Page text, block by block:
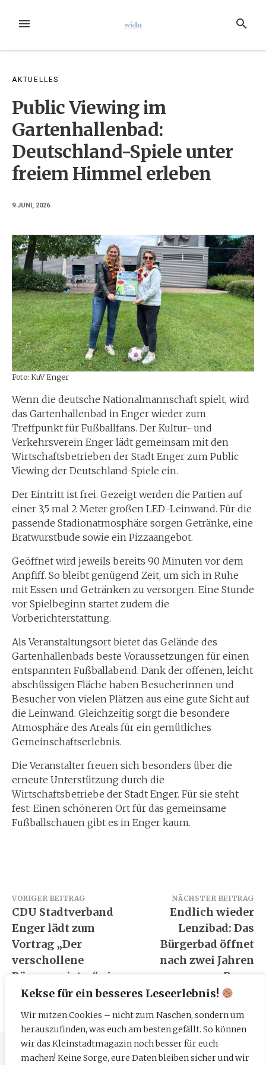
Kekse für ein besseres Leseerlebnis!
Wir nutzen Cookies – nicht zum Naschen, sondern um
herauszufinden, was euch am besten gefällt. So können
wir das Kleinstadtmagazin noch besser für euch
machen! Keine Sorge, eure Daten bleiben sicher und wir
InhaltMENÜ SUCHE
AKTUELLES
Public Viewing im
Gartenhallenbad:
Deutschland-Spiele unter
freiem Himmel erleben
9 JUNI, 2026
Foto: KuV Enger
Wenn die deutsche Nationalmannschaft spielt, wird
das Gartenhallenbad in Enger wieder zum
Treffpunkt für Fußballfans. Der Kultur- und
Verkehrsverein Enger lädt gemeinsam mit den
Wirtschaftsbetrieben der Stadt Enger zum Public
Viewing der Deutschland-Spiele ein.
Der Eintritt ist frei. Gezeigt werden die Partien auf
einer 3,5 mal 2 Meter großen LED-Leinwand. Für die
passende Stadionatmosphäre sorgen Getränke, eine
Bratwurstbude sowie ein Pizzaangebot.
Geöffnet wird jeweils bereits 90 Minuten vor dem
Anpfiff. So bleibt genügend Zeit, um sich in Ruhe
mit Essen und Getränken zu versorgen. Eine Stunde
vor Spielbeginn startet zudem die
Vorberichterstattung.
Als Veranstaltungsort bietet das Gelände des
Gartenhallenbads beste Voraussetzungen für einen
entspannten Fußballabend. Dank der offenen, leicht
abschüssigen Fläche haben Besucherinnen und
Besucher von vielen Plätzen aus eine gute Sicht auf
die Leinwand. Gleichzeitig sorgt die besondere
Atmosphäre des Areals für ein gemütliches
Gemeinschaftserlebnis.
Die Veranstalter freuen sich besonders über die
erneute Unterstützung durch die
Wirtschaftsbetriebe der Stadt Enger. Für sie steht
fest: Einen schöneren Ort für das gemeinsame
Fußballschauen gibt es in Enger kaum.
Beitragsnavigation
VORIGER BEITRAG
CDU Stadtverband
Enger lädt zum
Vortrag „Der
verschollene
Bürgermeister“ ein
NÄCHSTER BEITRAG
Endlich wieder
Lenzibad: Das
Bürgerbad öffnet
nach zwei Jahren
Pause
Impressum